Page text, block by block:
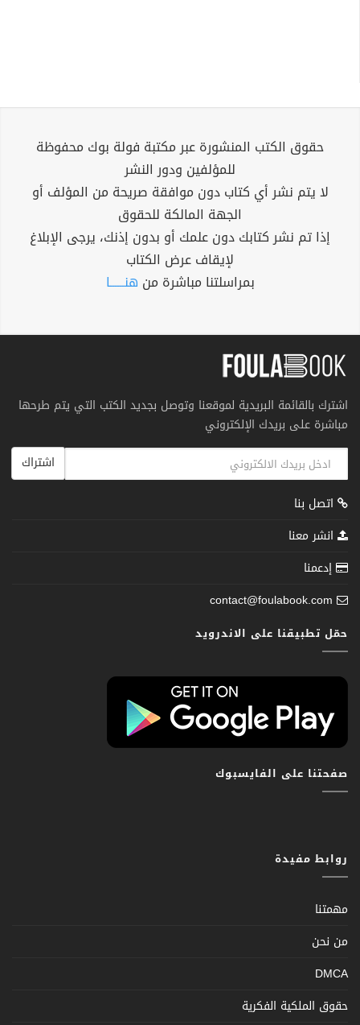
حقوق الكتب المنشورة عبر مكتبة فولة بوك محفوظة
للمؤلفين ودور النشر
لا يتم نشر أي كتاب دون موافقة صريحة من المؤلف أو
الجهة المالكة للحقوق
إذا تم نشر كتابك دون علمك أو بدون إذنك، يرجى الإبلاغ
لإيقاف عرض الكتاب
بمراسلتنا مباشرة من هنــــــا
اشترك بالقائمة البريدية لموقعنا وتوصل بجديد الكتب التي يتم طرحها
مباشرة على بريدك الإلكتروني
اشتراك
اتصل بنا
انشر معنا
إدعمنا
contact@foulabook.com
حمّل تطبيقنا على الاندرويد
صفحتنا على الفايسبوك
روابط مفيدة
مهمتنا
من نحن
DMCA
حقوق الملكية الفكرية